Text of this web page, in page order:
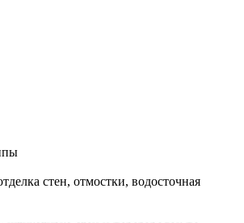
стен, отмостки, водосточная